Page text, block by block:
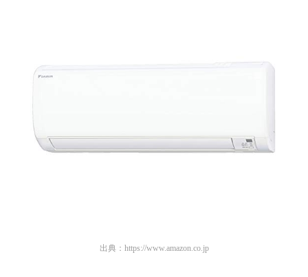
出典： https://www.amazon.co.jp